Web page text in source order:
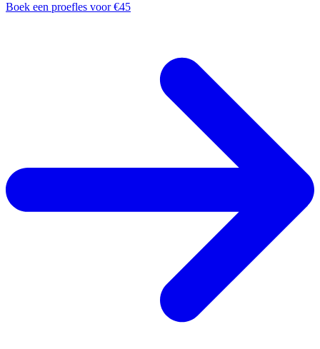
Boek een proefles voor €45